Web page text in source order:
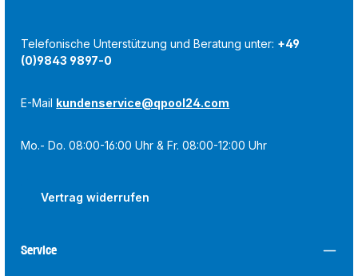
Telefonische Unterstützung und Beratung unter: +49
(0)9843 9897-0
E-Mail kundenservice@qpool24.com
Mo.- Do. 08:00-16:00 Uhr & Fr. 08:00-12:00 Uhr
Vertrag widerrufen
Service